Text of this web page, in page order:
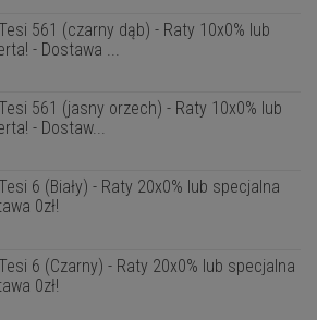
561 (czarny dąb) - Raty 10x0% lub
- Dostawa ...
561 (jasny orzech) - Raty 10x0% lub
- Dostaw...
6 (Biały) - Raty 20x0% lub specjalna
0zł!
6 (Czarny) - Raty 20x0% lub specjalna
0zł!